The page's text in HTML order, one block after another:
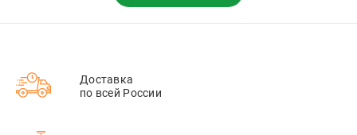
Доставка
по всей России